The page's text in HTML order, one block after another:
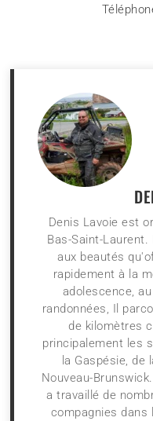
Denis Lavoie est
Bas-Saint-
aux beautés
rapidement à la
adolescence,
randonnées, Il
de kilomètres
principalement les
la Gaspésie, de
Nouveau-
a travaillé de
compagnies dans